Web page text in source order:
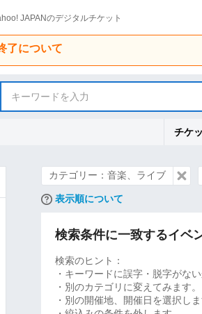
JAPANのデジタルチケット
了について
キーワードを入力
チケ
カテゴリー：音楽、ライブ
表示順について
検索条件に一致するイベ
検索のヒント：
・キーワードに誤字・脱字がない
・別のカテゴリに変えてみます。
・別の開催地、開催日を選択しま